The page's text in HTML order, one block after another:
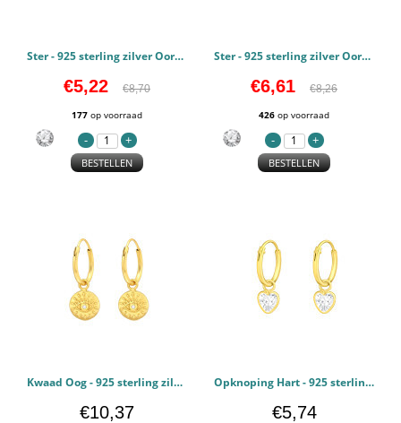
Ster - 925 sterling zilver Oorringen PCJW41269
€5,22 €8,70
177 op voorraad
BESTELLEN
Ster - 925 sterling zilver Oorringen PCJW41783
€6,61 €8,26
426 op voorraad
BESTELLEN
Kwaad Oog - 925 sterling zilver Oorringen PCJW41787
€10,37
Opknoping Hart - 925 sterling zilver Oorringen PCJW42082
€5,74